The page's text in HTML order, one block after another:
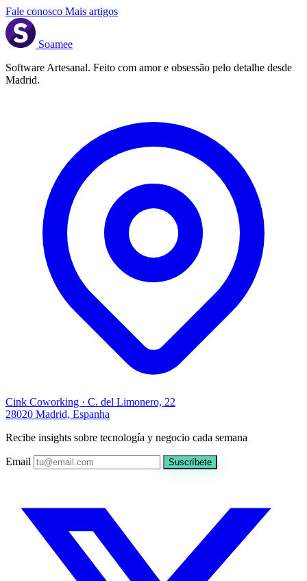
Fale conosco Mais artigos
Soamee
Software Artesanal. Feito com amor e obsessão pelo detalhe desde
Madrid.
Cink Coworking · C. del Limonero, 22
28020 Madrid, Espanha
Recibe insights sobre tecnología y negocio cada semana
Email Suscríbete